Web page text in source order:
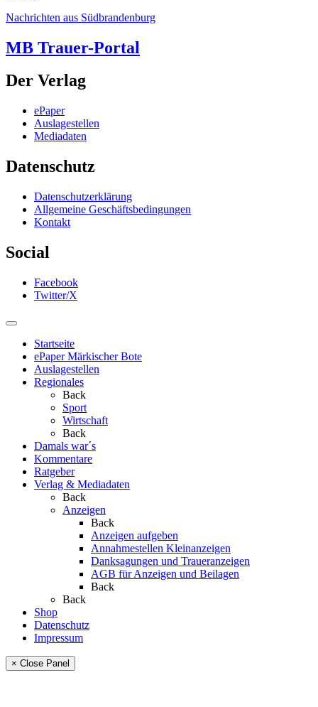
Nachrichten aus Südbrandenburg
MB Trauer-Portal
Der Verlag
ePaper
Auslagestellen
Mediadaten
Datenschutz
Datenschutzerklärung
Allgemeine Geschäftsbedingungen
Kontakt
Social
Facebook
Twitter/X
Startseite
ePaper Märkischer Bote
Auslagestellen
Regionales
Back
Sport
Wirtschaft
Back
Damals war´s
Kommentare
Ratgeber
Verlag & Mediadaten
Back
Anzeigen
Back
Anzeigen aufgeben
Annahmestellen Kleinanzeigen
Danksagungen und Traueranzeigen
AGB für Anzeigen und Beilagen
Back
Back
Shop
Datenschutz
Impressum
× Close Panel